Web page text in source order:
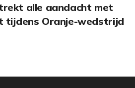
alle aandacht met
tijdens Oranje-wedstrijd